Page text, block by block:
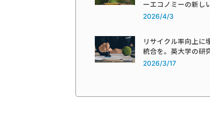
ーエコノミーの新し
2026/4/3
リサイクル率向上に
統合を。英大学の研
2026/3/17